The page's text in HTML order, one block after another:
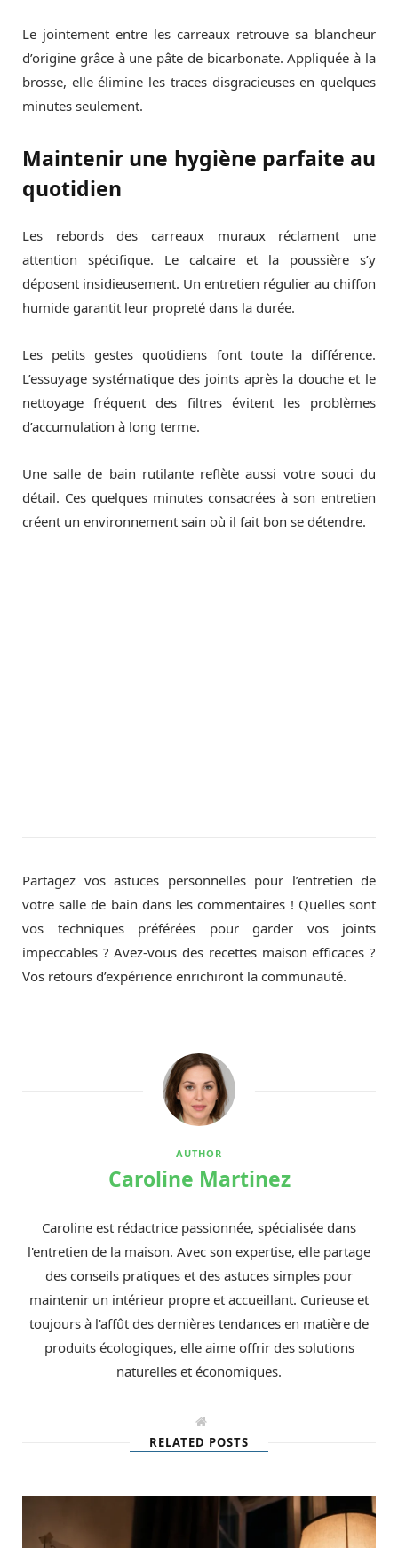
Le jointement entre les carreaux retrouve sa blancheur
d’origine grâce à une pâte de bicarbonate. Appliquée à la
brosse, elle élimine les traces disgracieuses en quelques
minutes seulement.
Maintenir une hygiène parfaite au
quotidien
Les rebords des carreaux muraux réclament une
attention spécifique. Le calcaire et la poussière s’y
déposent insidieusement. Un entretien régulier au chiffon
humide garantit leur propreté dans la durée.
Les petits gestes quotidiens font toute la différence.
L’essuyage systématique des joints après la douche et le
nettoyage fréquent des filtres évitent les problèmes
d’accumulation à long terme.
Une salle de bain rutilante reflète aussi votre souci du
détail. Ces quelques minutes consacrées à son entretien
créent un environnement sain où il fait bon se détendre.
Partagez vos astuces personnelles pour l’entretien de
votre salle de bain dans les commentaires ! Quelles sont
vos techniques préférées pour garder vos joints
impeccables ? Avez-vous des recettes maison efficaces ?
Vos retours d’expérience enrichiront la communauté.
AUTHOR
Caroline Martinez
Caroline est rédactrice passionnée, spécialisée dans
l'entretien de la maison. Avec son expertise, elle partage
des conseils pratiques et des astuces simples pour
maintenir un intérieur propre et accueillant. Curieuse et
toujours à l'affût des dernières tendances en matière de
produits écologiques, elle aime offrir des solutions
naturelles et économiques.
W
b
e
RELATED POSTS